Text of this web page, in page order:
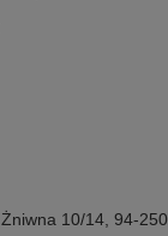
Żniwna 10/14 94-250